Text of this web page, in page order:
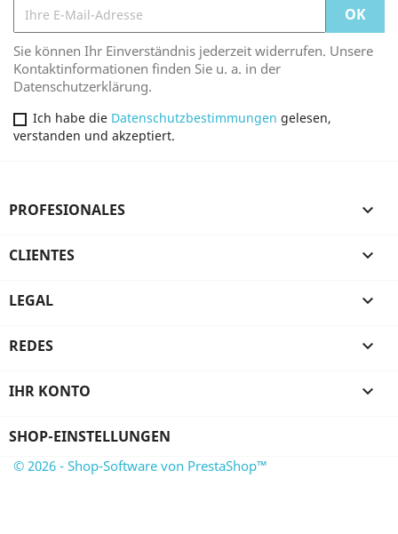
Sie können Ihr Einverständnis jederzeit widerrufen. Unsere
Kontaktinformationen finden Sie u. a. in der
Datenschutzerklärung.
Ich habe die Datenschutzbestimmungen gelesen,
verstanden und akzeptiert.
PROFESIONALES 
CLIENTES 
LEGAL 
REDES 
IHR KONTO 
SHOP-EINSTELLUNGEN
© 2026 - Shop-Software von PrestaShop™